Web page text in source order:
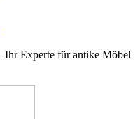
Experte für antike Möbel